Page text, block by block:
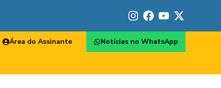
Área do Assinante Notícias no WhatsApp